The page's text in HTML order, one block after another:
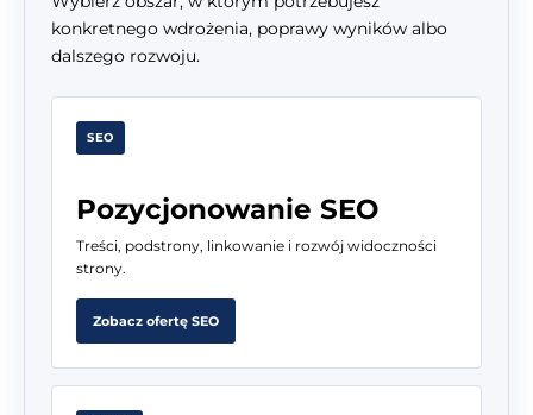
konkretnego wdrożenia, poprawy wyników albo
dalszego rozwoju.
SEO
Pozycjonowanie SEO
Treści, podstrony, linkowanie i rozwój widoczności
strony.
Zobacz ofertę SEO